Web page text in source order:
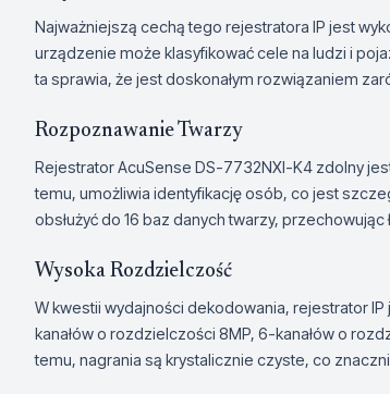
Najważniejszą cechą tego rejestratora IP jest
urządzenie może klasyfikować cele na ludzi i
ta sprawia, że jest doskonałym rozwiązaniem
Rozpoznawanie Twarzy
Rejestrator AcuSense DS-7732NXI-K4 zdolny
temu, umożliwia identyfikację osób, co jest
obsłużyć do 16 baz danych twarzy,
Wysoka Rozdzielczość
W kwestii wydajności dekodowania, rejestrator
kanałów o rozdzielczości 8MP, 6-kanałów o
temu, nagrania są krystalicznie czyste, co